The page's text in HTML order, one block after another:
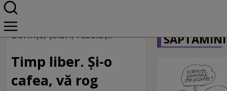
Home
Tema săptămînii
Dorinţe, ţeluri, rezoluţii
Timp liber. Şi-o
cafea, vă rog